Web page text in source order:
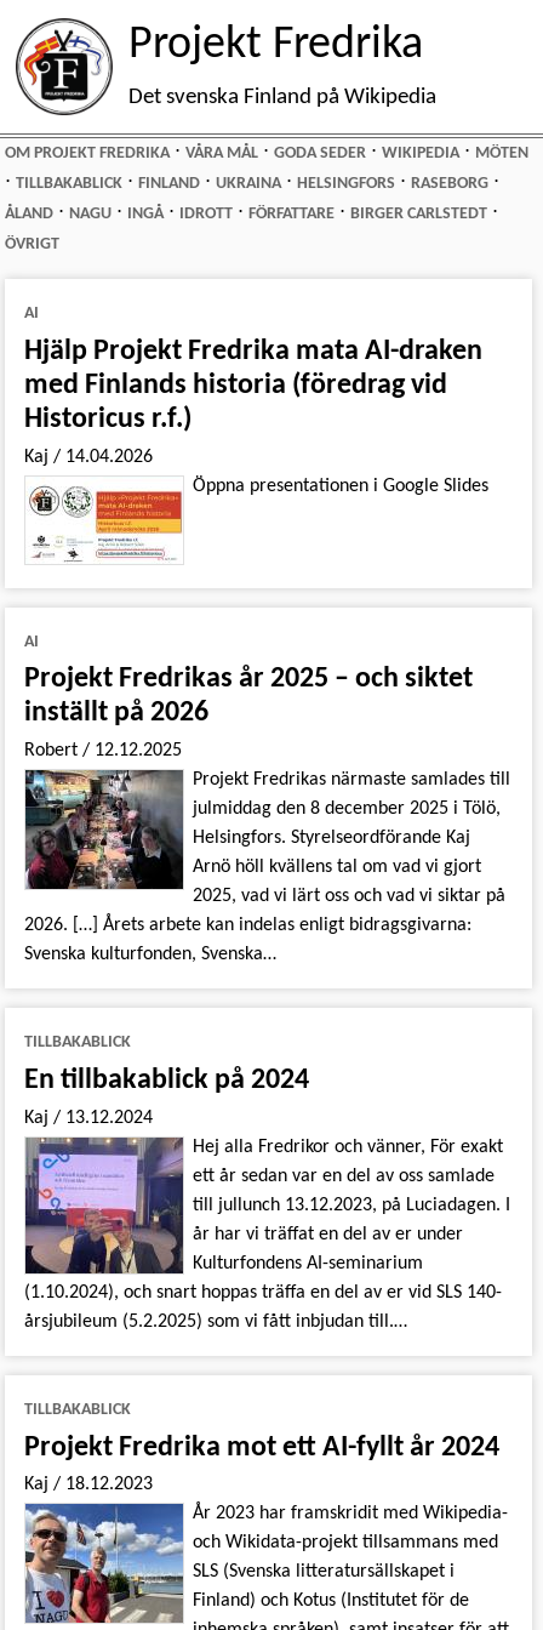
Projekt Fredrika
Det svenska Finland på Wikipedia
OM PROJEKT FREDRIKA⋅VÅRA MÅL ⋅GODA SEDER ⋅WIKIPEDIA⋅ MÖTEN
⋅TILLBAKABLICK ⋅FINLAND ⋅UKRAINA⋅HELSINGFORS ⋅RASEBORG ⋅
ÅLAND ⋅NAGU ⋅ INGÅ⋅ IDROTT ⋅FÖRFATTARE ⋅BIRGER CARLSTEDT ⋅
ÖVRIGT
AI
Hjälp Projekt Fredrika mata AI-draken
med Finlands historia (föredrag vid
Historicus r.f.)
Kaj/ 14.04.2026
Öppna presentationen i Google Slides
AI
Projekt Fredrikas år 2025 – och siktet
inställt på 2026
Robert/ 12.12.2025
Projekt Fredrikas närmaste samlades till
julmiddag den 8 december 2025 i Tölö,
Helsingfors. Styrelseordförande Kaj
Arnö höll kvällens tal om vad vi gjort
2025, vad vi lärt oss och vad vi siktar på
2026. […] Årets arbete kan indelas enligt bidragsgivarna:
Svenska kulturfonden, Svenska…
TILLBAKABLICK
En tillbakablick på 2024
Kaj/ 13.12.2024
Hej alla Fredrikor och vänner, För exakt
ett år sedan var en del av oss samlade
till jullunch 13.12.2023, på Luciadagen. I
år har vi träffat en del av er under
Kulturfondens AI-seminarium
(1.10.2024), och snart hoppas träffa en del av er vid SLS 140-
årsjubileum (5.2.2025) som vi fått inbjudan till.…
TILLBAKABLICK
Projekt Fredrika mot ett AI-fyllt år 2024
Kaj/ 18.12.2023
År 2023 har framskridit med Wikipedia-
och Wikidata-projekt tillsammans med
SLS (Svenska litteratursällskapet i
Finland) och Kotus (Institutet för de